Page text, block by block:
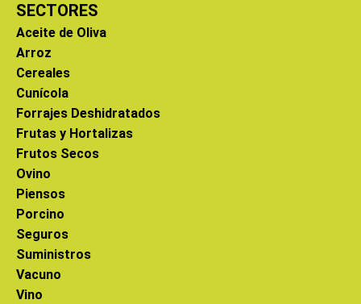
SECTORES
Aceite de Oliva
Arroz
Cereales
Cunícola
Forrajes Deshidratados
Frutas y Hortalizas
Frutos Secos
Ovino
Piensos
Porcino
Seguros
Suministros
Vacuno
Vino